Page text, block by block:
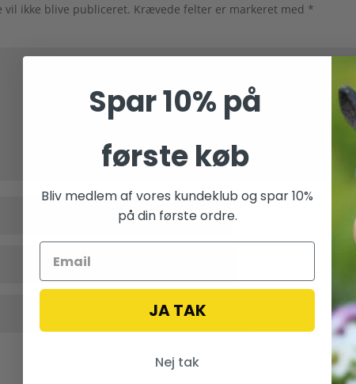
vil ikke blive publiceret. Krævede felter er markeret med *
Spar 10% på
første køb
Bliv medlem af vores kundeklub og spar 10%
på din første ordre.
JA TAK
Nej tak